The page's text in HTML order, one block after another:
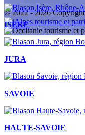
© 2022 -2026
ISERE
JURA
SAVOIE
HAUTE-SAVOIE